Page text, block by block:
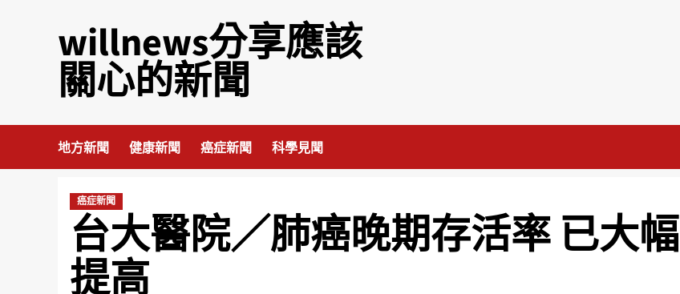
willnews分享應該
關心的新聞
地方新聞 健康新聞 癌症新聞 科學見聞
癌症新聞
台大醫院／肺癌晚期存活率 已大幅
提高